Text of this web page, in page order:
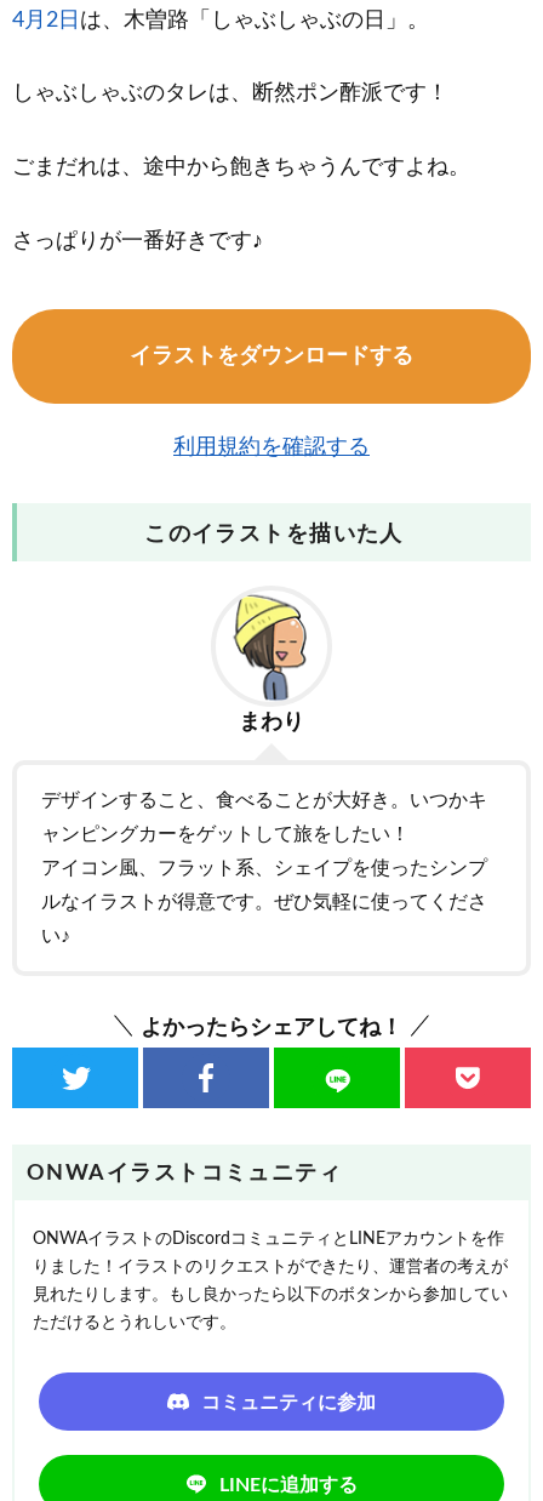
4月2日 は、木曽路「しゃぶしゃぶの日」。
しゃぶしゃぶのタレは、断然ポン酢派です！
ごまだれは、途中から飽きちゃうんですよね。
さっぱりが一番好きです♪
イラストをダウンロードする
利用規約を確認する
このイラストを描いた人
まわり
デザインすること、食べることが大好き。いつかキ
ャンピングカーをゲットして旅をしたい！
アイコン風、フラット系、シェイプを使ったシンプ
ルなイラストが得意です。ぜひ気軽に使ってくださ
い♪
よかったらシェアしてね！
ONWAイラストコミュニティ
ONWAイラストのDiscordコミュニティとLINEアカウントを作
りました！イラストのリクエストができたり、運営者の考えが
見れたりします。もし良かったら以下のボタンから参加してい
ただけるとうれしいです。
コミュニティに参加
LINEに追加する